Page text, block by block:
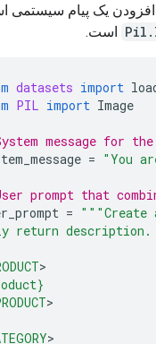
یک پیام سیستمی
است.
datasets import
PIL import Image
message for
= "You
prompt that
= """Create
return description.
>